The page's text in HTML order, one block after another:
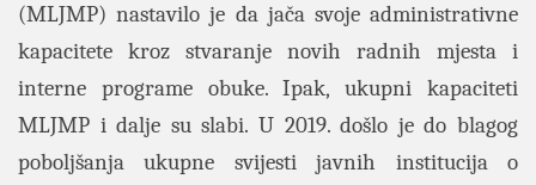
(MLJMP) nastavilo je da jača svoje administrativne
kapacitete kroz stvaranje novih radnih mjesta i
interne programe obuke. Ipak, ukupni kapaciteti
MLJMP i dalje su slabi. U 2019. došlo je do blagog
poboljšanja ukupne svijesti javnih institucija o